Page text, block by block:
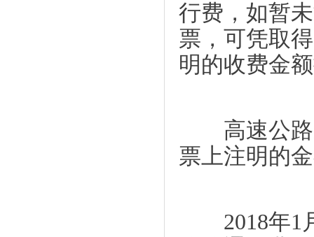
行费，如暂
票，可凭取
明的收费金
高速公路
票上注明的
2018年1月